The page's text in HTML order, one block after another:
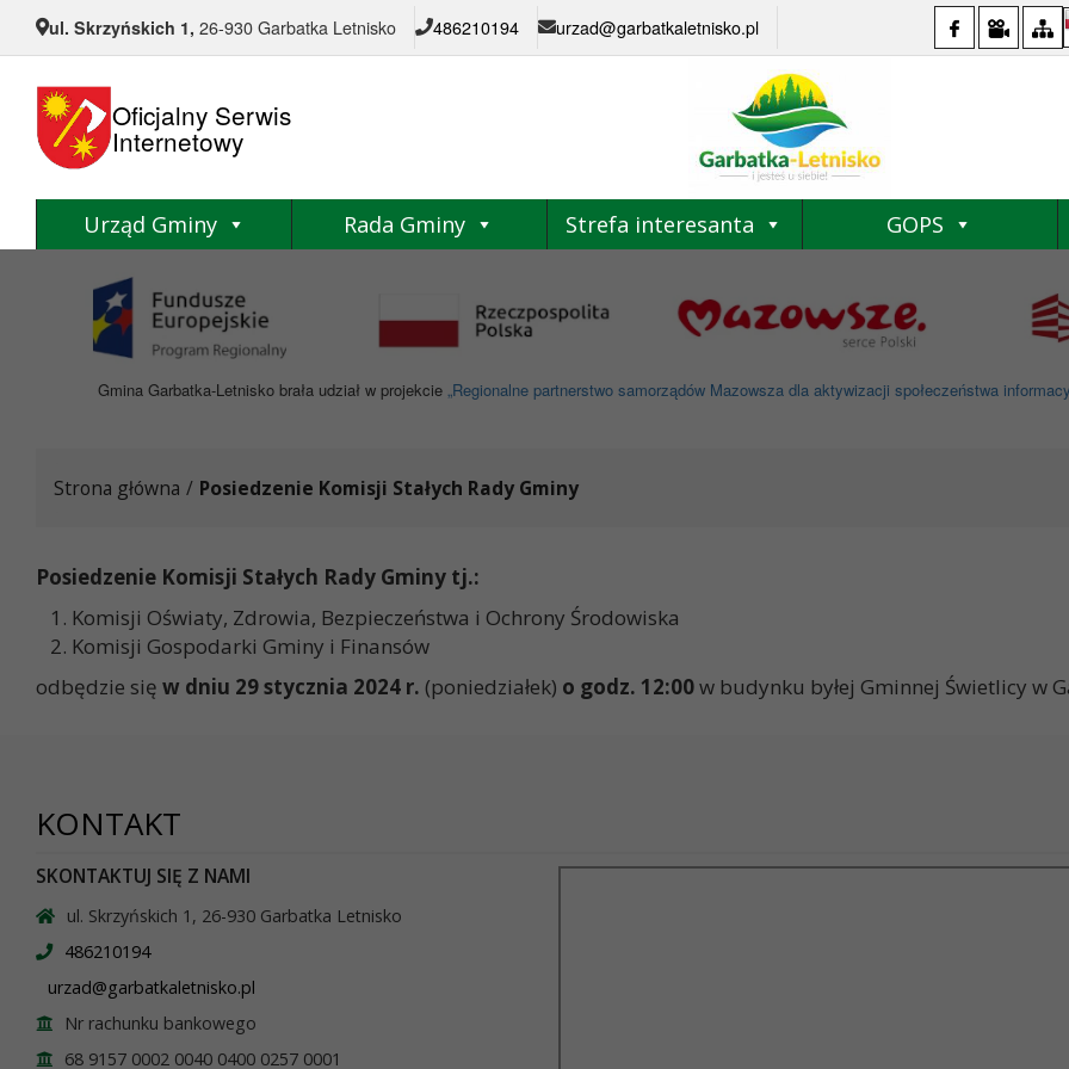
ul. Skrzyńskich 1, 26-930 Garbatka Letnisko 486210194 urzad@garbatkaletnisko.pl
Oficjalny Serwis
Internetowy
Urząd Gminy Rada Gminy Strefa interesanta GOPS
Gmina Garbatka-Letnisko brała udział w projekcie „Regionalne partnerstwo samorządów Mazowsza dla aktywizacji społeczeństwa
Strona główna / Posiedzenie Komisji Stałych Rady Gminy
Posiedzenie Komisji Stałych Rady Gminy tj.:
Komisji Oświaty, Zdrowia, Bezpieczeństwa i Ochrony Środowiska
Komisji Gospodarki Gminy i Finansów
odbędzie się w dniu 29 stycznia 2024 r. (poniedziałek) o godz. 12:00w budynku byłej Gminnej Świetlicy w
KONTAKT
SKONTAKTUJ SIĘ Z NAMI
ul. Skrzyńskich 1, 26-930 Garbatka Letnisko
486210194
urzad@garbatkaletnisko.pl
Nr rachunku bankowego
68 9157 0002 0040 0400 0257 0001